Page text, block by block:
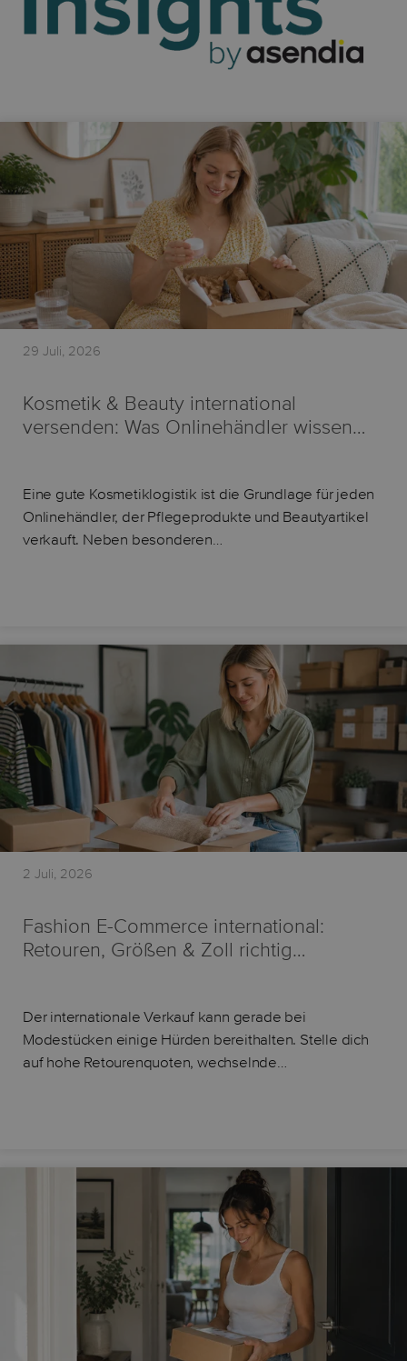
29 Juli, 2026
Kosmetik & Beauty international
versenden: Was Onlinehändler wissen…
Eine gute Kosmetiklogistik ist die Grundlage für jeden
Onlinehändler, der Pflegeprodukte und Beautyartikel
verkauft. Neben besonderen…
2 Juli, 2026
Fashion E-Commerce international:
Retouren, Größen & Zoll richtig…
Der internationale Verkauf kann gerade bei
Modestücken einige Hürden bereithalten. Stelle dich
auf hohe Retourenquoten, wechselnde…